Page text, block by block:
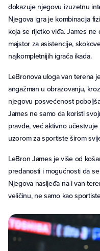
dokazuje njegovu izuzetnu
Njegova igra je kombinacija
koja se rijetko viđa. James
majstor za asistencije,
najkompletnijih igrača ikada.
LeBronova uloga van terena
angažman u obrazovanju,
njegovu posvećenost
James ne samo da koristi
pravde, već aktivno
uzorom za sportiste širom
LeBron James je više od
predanosti i mogućnosti da
Njegova nasljeđa na i van
veličinu, ne samo kao